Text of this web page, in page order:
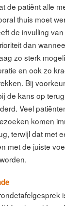
de patiënt alle
thuis moet
de invulling
dan
zo sterk
en ook zo
Bij
de kans op
Veel
komen
terwijl dat met
met de juiste